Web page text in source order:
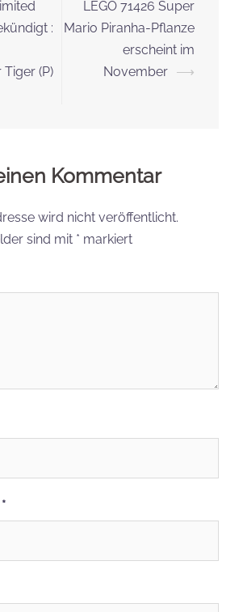
:
(P)
LEGO 71426 Super
Mario Piranha-Pflanze
erscheint im
November ⟶
Kommentar
wird nicht veröffentlicht.
sind mit * markiert
*